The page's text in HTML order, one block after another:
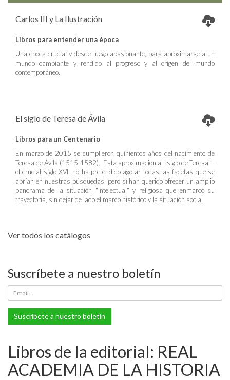
Carlos III y La Ilustración
Libros para entender una época
Una época crucial y desde luego apasionante, para aproximarse a un
mundo cambiante y rendido al progreso y al origen del mundo
contemporáneo.
El siglo de Teresa de Ávila
Libros para un Centenario
En marzo de 2015 se cumplieron quinientos años del nacimiento de
Teresa de Ávila (1515-1582). Esta aproximación al "siglo de Teresa" -
el crucial siglo XVI- no ha pretendido agotar todas las facetas que se
abrían en nuestras búsquedas, pero sí han querido ofrecer un amplio
panorama de la situación "intelectual" y religiosa que enmarcó su
trayectoria, sin dejar de lado el marco histórico y la situación social
Ver todos los catálogos
Suscríbete a nuestro boletín
Suscríbete a nuestro boletín
Libros de la editorial: REAL
ACADEMIA DE LA HISTORIA